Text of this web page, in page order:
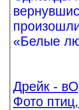
«Белые
Дрейк -
Фото